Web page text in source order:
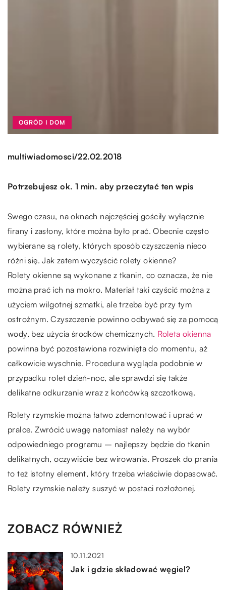
OGRÓD I DOM
multiwiadomosci/22.02.2018
Potrzebujesz ok. 1 min. aby przeczytać ten wpis
Swego czasu, na oknach najczęściej gościły wyłącznie
firany i zasłony, które można było prać. Obecnie często
wybierane są rolety, których sposób czyszczenia nieco
różni się. Jak zatem wyczyścić rolety okienne?
Rolety okienne są wykonane z tkanin, co oznacza, że nie
można prać ich na mokro. Materiał taki czyścić można z
użyciem wilgotnej szmatki, ale trzeba być przy tym
ostrożnym. Czyszczenie powinno odbywać się za pomocą
wody, bez użycia środków chemicznych. Roleta okienna
powinna być pozostawiona rozwinięta do momentu, aż
całkowicie wyschnie. Procedura wygląda podobnie w
przypadku rolet dzień-noc, ale sprawdzi się także
delikatne odkurzanie wraz z końcówką szczotkową.
Rolety rzymskie można łatwo zdemontować i uprać w
pralce. Zwrócić uwagę natomiast należy na wybór
odpowiedniego programu – najlepszy będzie do tkanin
delikatnych, oczywiście bez wirowania. Proszek do prania
to też istotny element, który trzeba właściwie dopasować.
Rolety rzymskie należy suszyć w postaci rozłożonej.
ZOBACZ RÓWNIEŻ
10.11.2021
Jak i gdzie składować węgiel?